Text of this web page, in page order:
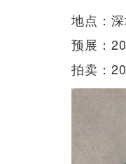
地点：
预展：
拍卖：